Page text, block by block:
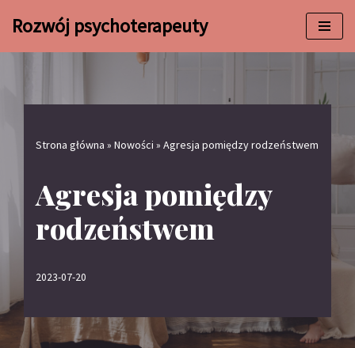
Rozwój psychoterapeuty
Strona główna » Nowości » Agresja pomiędzy rodzeństwem
Agresja pomiędzy
rodzeństwem
2023-07-20